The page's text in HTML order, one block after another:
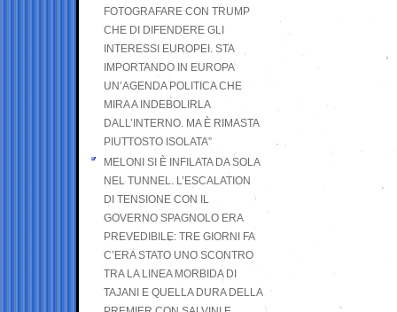
FOTOGRAFARE CON TRUMP
CHE DI DIFENDERE GLI
INTERESSI EUROPEI. STA
IMPORTANDO IN EUROPA
UN’AGENDA POLITICA CHE
MIRA A INDEBOLIRLA
DALL’INTERNO. MA È RIMASTA
PIUTTOSTO ISOLATA”
MELONI SI È INFILATA DA SOLA
NEL TUNNEL. L’ESCALATION
DI TENSIONE CON IL
GOVERNO SPAGNOLO ERA
PREVEDIBILE: TRE GIORNI FA
C’ERA STATO UNO SCONTRO
TRA LA LINEA MORBIDA DI
TAJANI E QUELLA DURA DELLA